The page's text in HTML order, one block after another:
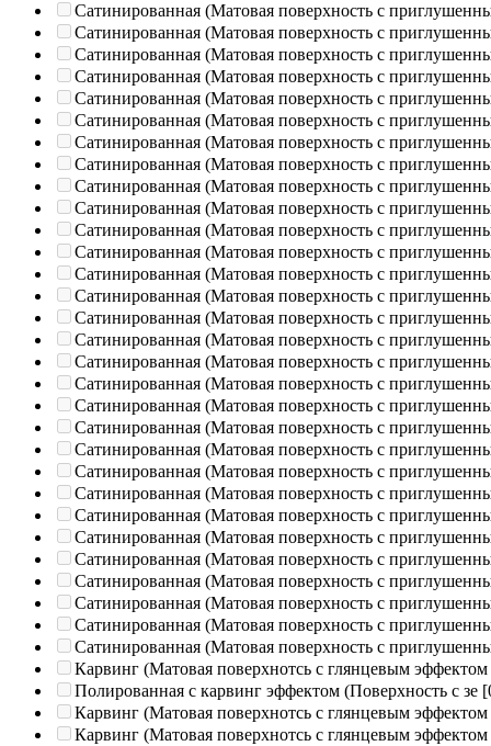
Сатинированная (Матовая поверхность с
Сатинированная (Матовая поверхность с
Сатинированная (Матовая поверхность с
Сатинированная (Матовая поверхность с
Сатинированная (Матовая поверхность с
Сатинированная (Матовая поверхность с
Сатинированная (Матовая поверхность с
Сатинированная (Матовая поверхность с
Сатинированная (Матовая поверхность с
Сатинированная (Матовая поверхность с
Сатинированная (Матовая поверхность с
Сатинированная (Матовая поверхность с
Сатинированная (Матовая поверхность с
Сатинированная (Матовая поверхность с
Сатинированная (Матовая поверхность с
Сатинированная (Матовая поверхность с
Сатинированная (Матовая поверхность с
Сатинированная (Матовая поверхность с
Сатинированная (Матовая поверхность с
Сатинированная (Матовая поверхность с
Сатинированная (Матовая поверхность с
Сатинированная (Матовая поверхность с
Сатинированная (Матовая поверхность с
Сатинированная (Матовая поверхность с
Сатинированная (Матовая поверхность с
Сатинированная (Матовая поверхность с
Сатинированная (Матовая поверхность с
Сатинированная (Матовая поверхность с
Сатинированная (Матовая поверхность с
Сатинированная (Матовая поверхность с
Карвинг (Матовая поверхнотсь с глянцевым эффектом
Полированная c карвинг эффектом (Поверхность с зе
Карвинг (Матовая поверхнотсь с глянцевым эффектом
Карвинг (Матовая поверхнотсь с глянцевым эффектом